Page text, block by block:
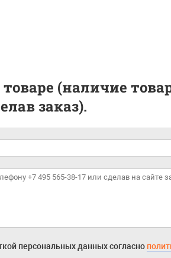
(наличие
заказ).
персональных данных согласно